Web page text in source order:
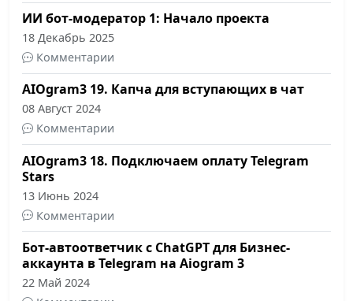
ИИ бот-модератор 1: Начало проекта
18 Декабрь 2025
Комментарии
AIOgram3 19. Капча для вступающих в чат
08 Август 2024
Комментарии
AIOgram3 18. Подключаем оплату Telegram
Stars
13 Июнь 2024
Комментарии
Бот-автоответчик с ChatGPT для Бизнес-
аккаунта в Telegram на Aiogram 3
22 Май 2024